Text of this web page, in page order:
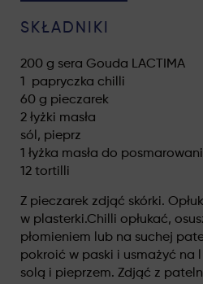
SKŁADNIKI
200 g sera Gouda LACTIMA
1 papryczka chilli
60 g pieczarek
2 łyżki masła
sól, pieprz
1 łyżka masła do
12 tortilli
Z pieczarek zdjąć skórki.
w plasterki.Chilli opłukać,
płomieniem lub na suchej
pokroić w paski i usmażyć na l
solą i pieprzem. Zdjąć z